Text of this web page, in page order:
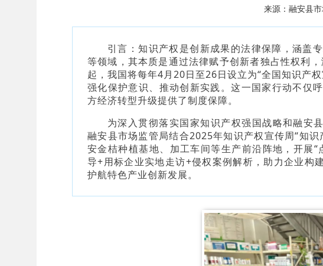
来源：融安县
引言：知识产权是创新成果的法律保障，涵盖
等领域，其本质是通过法律赋予创新者独占性权利
起，我国将每年4月20日至26日设立为“全国知识产权
强化保护意识、推动创新实践。这一国家行动不仅
方经济转型升级提供了制度保障。
为深入贯彻落实国家知识产权强国战略和融安
融安县市场监管局结合2025年知识产权宣传周“知
安金桔种植基地、加工车间等生产前沿阵地，开展“
导+用标企业实地走访+侵权案例解析，助力企业构
护航特色产业创新发展。